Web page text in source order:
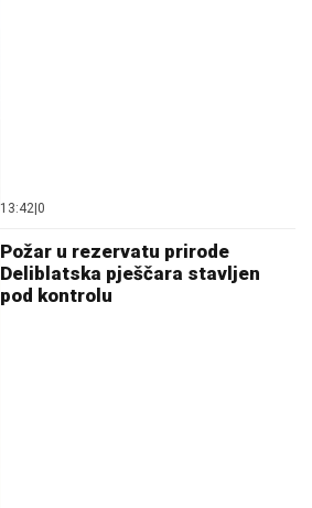
13:42 0
Požar u rezervatu prirode
Deliblatska pješčara stavljen
pod kontrolu